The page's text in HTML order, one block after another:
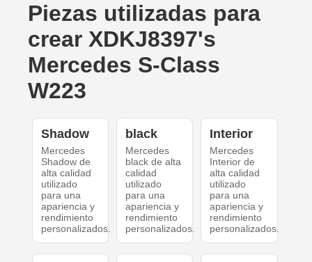
Piezas utilizadas para
crear XDKJ8397's
Mercedes S-Class
W223
Shadow
Mercedes
Shadow de
alta calidad
utilizado
para una
apariencia y
rendimiento
personalizados.
black
Mercedes
black de alta
calidad
utilizado
para una
apariencia y
rendimiento
personalizados.
Interior
Mercedes
Interior de
alta calidad
utilizado
para una
apariencia y
rendimiento
personalizados.